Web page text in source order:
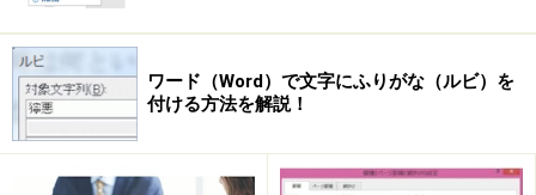
ワード（Word）で文字にふりがな（ルビ）を
付ける方法を解説！